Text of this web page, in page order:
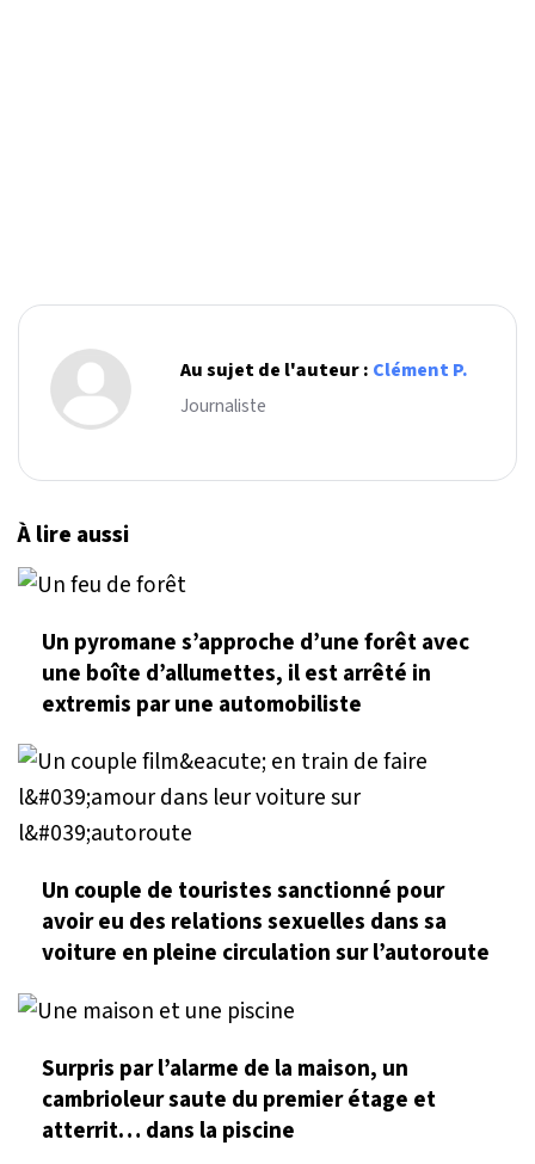
Au sujet de l'auteur : Clément P.
Journaliste
À lire aussi
Un pyromane s’approche d’une forêt avec
une boîte d’allumettes, il est arrêté in
extremis par une automobiliste
Un couple de touristes sanctionné pour
avoir eu des relations sexuelles dans sa
voiture en pleine circulation sur l’autoroute
Surpris par l’alarme de la maison, un
cambrioleur saute du premier étage et
atterrit… dans la piscine